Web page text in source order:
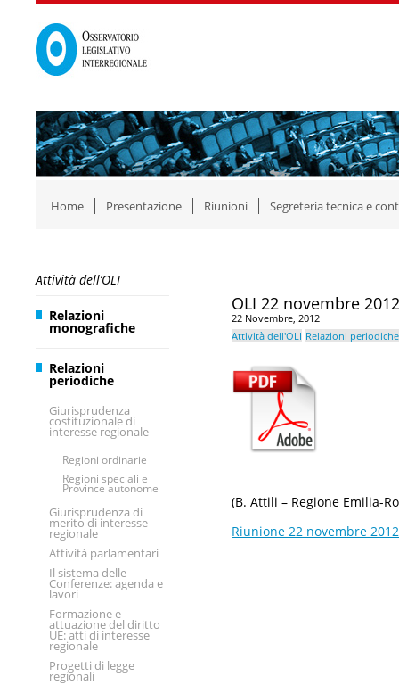
Home Presentazione Riunioni Segreteria tecnica e
Attività dell’OLI
Relazioni
monografiche
Relazioni
periodiche
Giurisprudenza
costituzionale di
interesse regionale
Regioni ordinarie
Regioni speciali e
Province autonome
Giurisprudenza di
merito di interesse
regionale
Attività parlamentari
Il sistema delle
Conferenze: agenda e
lavori
Formazione e
attuazione del diritto
UE: atti di interesse
regionale
Progetti di legge
regionali
OLI 22 novembre
22 Novembre, 2012
Attività dell'OLI Relazioni periodiche
(B. Attili – Regione Emilia-
Riunione 22 novembre 2012